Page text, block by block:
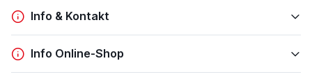
Info & Kontakt
Info Online-Shop